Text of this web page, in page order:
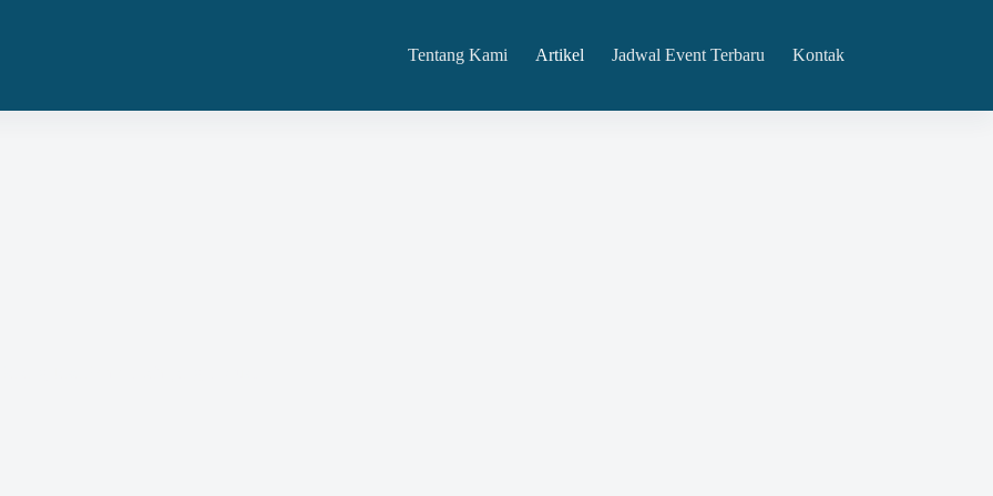
Tentang Kami Artikel Jadwal Event Terbaru Kontak